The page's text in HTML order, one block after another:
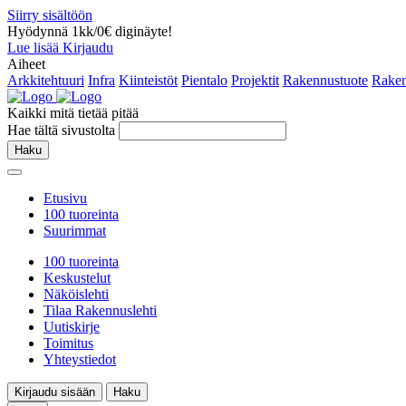
Siirry sisältöön
Hyödynnä 1kk/0€ diginäyte!
Lue lisää Kirjaudu
Aiheet
Arkkitehtuuri Infra Kiinteistöt Pientalo Projektit Rakennustuote
Kaikki mitä tietää pitää
Hae tältä sivustolta
Haku
Etusivu
100 tuoreinta
Suurimmat
100 tuoreinta
Keskustelut
Näköislehti
Tilaa Rakennuslehti
Uutiskirje
Toimitus
Yhteystiedot
Kirjaudu sisään
Haku